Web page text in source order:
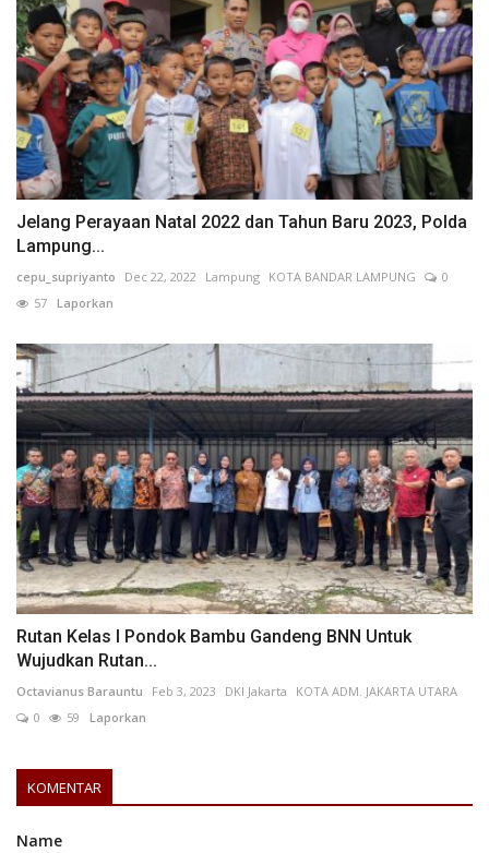
Jelang Perayaan Natal 2022 dan Tahun Baru 2023, Polda
Lampung...
cepu_supriyanto Dec 22, 2022 Lampung KOTA BANDAR LAMPUNG
0
57 Laporkan
Rutan Kelas I Pondok Bambu Gandeng BNN Untuk
Wujudkan Rutan...
Octavianus Barauntu Feb 3, 2023 DKI Jakarta
KOTA ADM. JAKARTA UTARA
0
59 Laporkan
KOMENTAR
Name